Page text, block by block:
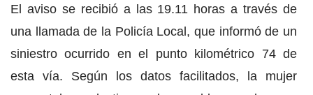
El aviso se recibió a las 19.11 horas a través de
una llamada de la Policía Local, que informó de un
siniestro ocurrido en el punto kilométrico 74 de
esta vía. Según los datos facilitados, la mujer